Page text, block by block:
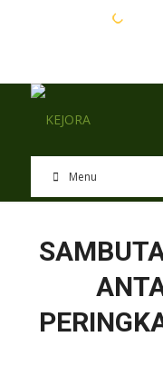
Menu